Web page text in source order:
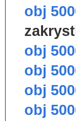
obj
obj
obj
obj
obj